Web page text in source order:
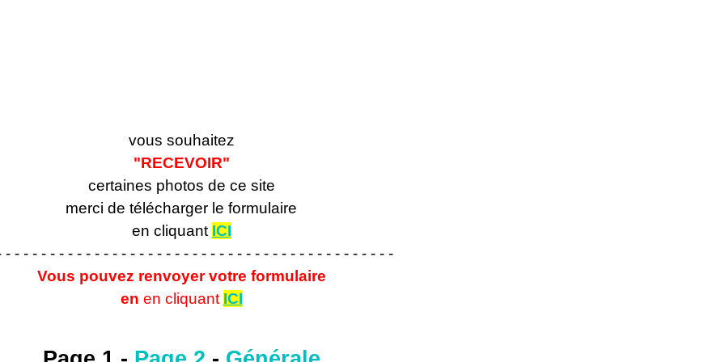
vous souhaitez
"RECEVOIR"
certaines photos de ce site
merci de télécharger le formulaire
en cliquant ICI
- - - - - - - - - - - - - - - - - - - - - - - - - - - - - - - - - - - - - - - - - - - -
Vous pouvez renvoyer votre formulaire
en en cliquant ICI